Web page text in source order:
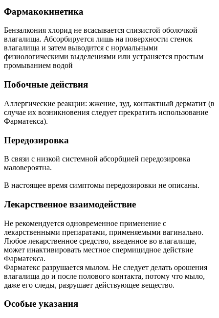
Фармакокинетика
Бензалкония хлорид не всасывается слизистой оболочкой
влагалища. Абсорбируется лишь на поверхности стенок
влагалища и затем выводится с нормальными
физиологическими выделениями или устраняется простым
промыванием водой
Побочные действия
Аллергические реакции: жжение, зуд, контактный дерматит (в
случае их возникновения следует прекратить использование
Фарматекса).
Передозировка
В связи с низкой системной абсорбцией передозировка
маловероятна.
В настоящее время симптомы передозировки не описаны.
Лекарственное взаимодействие
Не рекомендуется одновременное применение с
лекарственными препаратами, применяемыми вагинально.
Любое лекарственное средство, введенное во влагалище,
может инактивировать местное спермицидное действие
Фарматекса.
Фарматекс разрушается мылом. Не следует делать орошения
влагалища до и после полового контакта, потому что мыло,
даже его следы, разрушает действующее вещество.
Особые указания